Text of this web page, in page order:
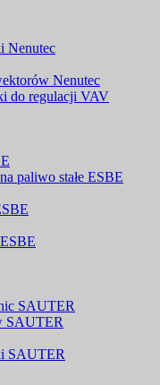
Nenutec
Nenutec
do regulacji VAV
paliwo stałe ESBE
SAUTER
SAUTER
SAUTER